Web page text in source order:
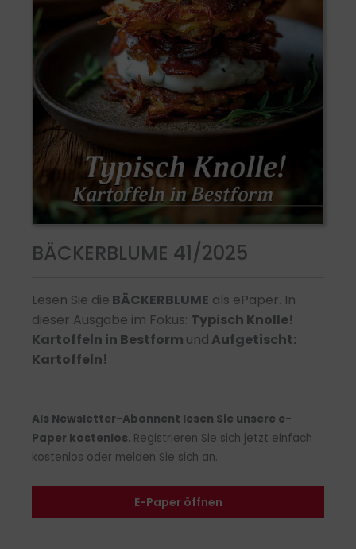
BÄCKERBLUME 41/2025
Lesen Sie die BÄCKERBLUME als ePaper. In
dieser Ausgabe im Fokus: Typisch Knolle!
Kartoffeln in Bestform und Aufgetischt:
Kartoffeln!
Als Newsletter-Abonnent lesen Sie unsere e-
Paper kostenlos. Registrieren Sie sich jetzt einfach
kostenlos oder melden Sie sich an.
E-Paper öffnen